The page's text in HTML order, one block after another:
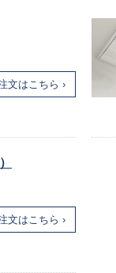
文はこちら ›
文はこちら ›